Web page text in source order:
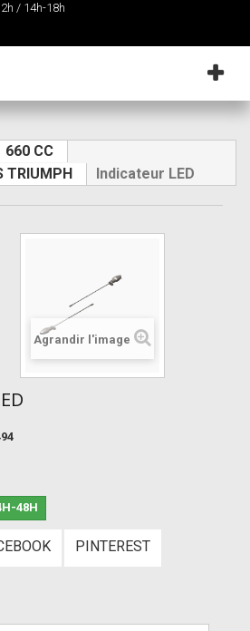
/ 14h-18h
660 CC
TRIUMPH
Indicateur LED
Agrandir l'image
48H
PINTEREST